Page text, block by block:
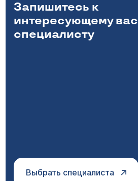
Запишитесь к
интересующему вас
специалисту
Выбрать специалиста